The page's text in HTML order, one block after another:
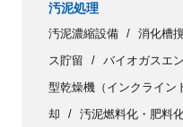
汚泥処理
汚泥濃縮設備 消化槽
ス貯留
バイオガスエ
型乾燥機（インクライン
却
汚泥燃料化・肥料